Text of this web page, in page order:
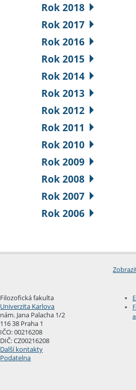
Rok 2018
Rok 2017
Rok 2016
Rok 2015
Rok 2014
Rok 2013
Rok 2012
Rok 2011
Rok 2010
Rok 2009
Rok 2008
Rok 2007
Rok 2006
Filozofická fakulta
Univerzita Karlova
nám. Jana Palacha 1/2
116 38 Praha 1
IČO: 00216208
DIČ: CZ00216208
Další kontakty
Podatelna